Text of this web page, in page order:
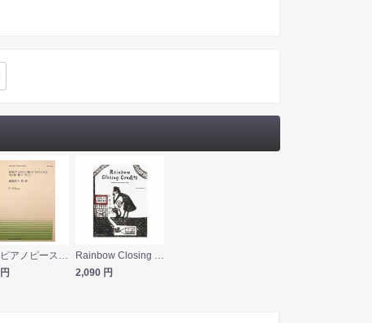
全音ピアノピース PP-506 エルガー 威風堂々 第1番 全音楽譜出版社
円
Rainbow Closing Creditsー30 Pieces for Piano Solo 鍋島佳緒里：虹色のエンドロール 全音楽譜出版社
2,090 円